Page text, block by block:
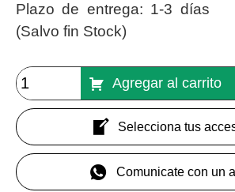
Plazo de entrega: 1-3 días
(Salvo fin Stock)
Agregar al carrito
Selecciona tus
Comunicate con un